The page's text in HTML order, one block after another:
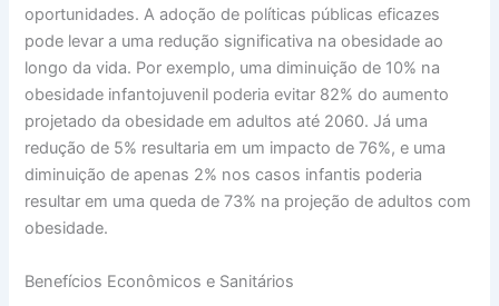
oportunidades. A adoção de políticas públicas eficazes
pode levar a uma redução significativa na obesidade ao
longo da vida. Por exemplo, uma diminuição de 10% na
obesidade infantojuvenil poderia evitar 82% do aumento
projetado da obesidade em adultos até 2060. Já uma
redução de 5% resultaria em um impacto de 76%, e uma
diminuição de apenas 2% nos casos infantis poderia
resultar em uma queda de 73% na projeção de adultos com
obesidade.
Benefícios Econômicos e Sanitários